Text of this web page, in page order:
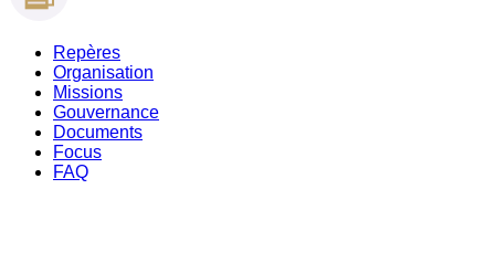
Repères
Organisation
Missions
Gouvernance
Documents
Focus
FAQ